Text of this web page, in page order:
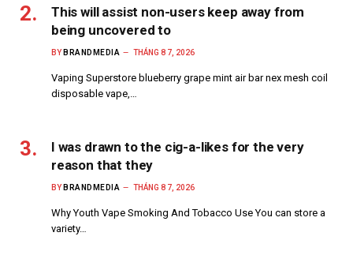
This will assist non-users keep away from
being uncovered to
BY BRANDMEDIA THÁNG 8 7, 2026
Vaping Superstore blueberry grape mint air bar nex mesh coil
disposable vape,…
I was drawn to the cig-a-likes for the very
reason that they
BY BRANDMEDIA THÁNG 8 7, 2026
Why Youth Vape Smoking And Tobacco Use You can store a
variety…